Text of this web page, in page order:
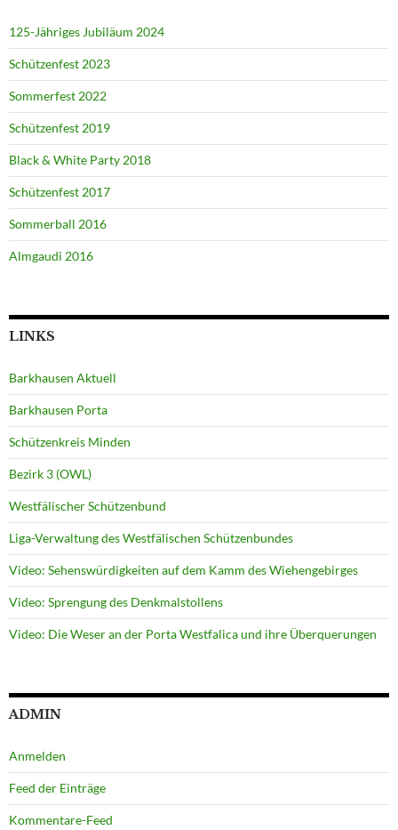
125-Jähriges Jubiläum 2024
Schützenfest 2023
Sommerfest 2022
Schützenfest 2019
Black & White Party 2018
Schützenfest 2017
Sommerball 2016
Almgaudi 2016
LINKS
Barkhausen Aktuell
Barkhausen Porta
Schützenkreis Minden
Bezirk 3 (OWL)
Westfälischer Schützenbund
Liga-Verwaltung des Westfälischen Schützenbundes
Video: Sehenswürdigkeiten auf dem Kamm des Wiehengebirges
Video: Sprengung des Denkmalstollens
Video: Die Weser an der Porta Westfalica und ihre Überquerungen
ADMIN
Anmelden
Feed der Einträge
Kommentare-Feed